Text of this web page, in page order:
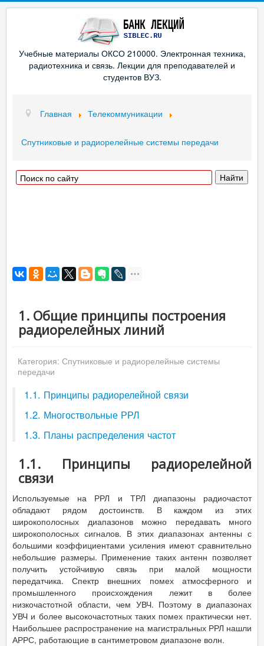
Учебные материалы ОКСО 210000. Электронная техника,
радиотехника и связь. Лекции для преподавателей и
студентов ВУЗ.
Главная Телекоммуникации
Спутниковые и радиорелейные системы передачи
1. Общие принципы построения
радиорелейных линий
Категория: Спутниковые и радиорелейные системы
передачи
1.1. Принципы радиорелейной связи
1.2. Многоствольные РРЛ
1.3. Планы распределения частот
1.1. Принципы радиорелейной
связи
Используемые на РРЛ и ТРЛ диапазоны радиочастот
обладают рядом достоинств. В каждом из этих
широкополосных диапазонов можно передавать много
широкополосных сигналов. В этих диапазонах антенны с
большими коэффициентами усиления имеют сравнительно
небольшие размеры. Применение таких антенн позволяет
получить устойчивую связь при малой мощности
передатчика. Спектр внешних помех атмосферного и
промышленного происхождения лежит в более
низкочастотной области, чем УВЧ. Поэтому в диапазонах
УВЧ и более высокочастотных таких помех практически нет.
Наибольшее распространение на магистральных РРЛ нашли
АРРС, работающие в сантиметровом диапазоне волн.